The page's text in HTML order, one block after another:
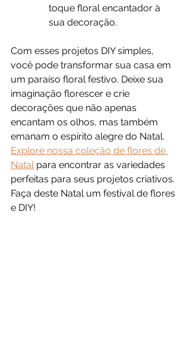
toque floral encantador à
sua decoração.
Com esses projetos DIY simples,
você pode transformar sua casa em
um paraíso floral festivo. Deixe sua
imaginação florescer e crie
decorações que não apenas
encantam os olhos, mas também
emanam o espírito alegre do Natal.
Explore nossa coleção de flores de
Natal para encontrar as variedades
perfeitas para seus projetos criativos.
Faça deste Natal um festival de flores
e DIY!